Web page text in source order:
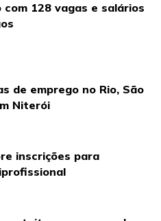
128 vagas e salários
de emprego no Rio, São
Niterói
inscrições para